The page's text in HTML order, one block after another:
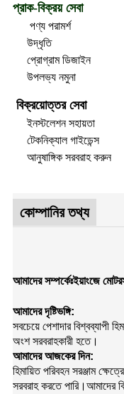
প্রাক-বিক্রয় সেবা
পণ্য পরামর্শ
উদ্ধৃতি
প্রোগ্রাম ডিজাইন
উপলভ্য নমুনা
বিক্রয়োত্তর সেবা
ইনস্টলেশন সহায়তা
টেকনিক্যাল গাইডেন্স
আনুষাঙ্গিক সরবরাহ করুন
কোম্পানির তথ্য
আমাদের সম্পর্কেঃইয়াংজে
আমাদের দৃষ্টিভঙ্গি:
সবচেয়ে পেশাদার বিশ্বব্যাপী
অংশ সরবরাহকারী হতে।
আমাদের আজকের দিন:
হিমায়িত পরিবহন সরঞ্জাম
সরবরাহ করতে পারি।আমাদের